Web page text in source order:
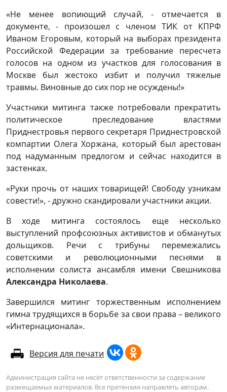
«Не менее вопиющий случай, - отмечается в
документе, - произошел с членом ТИК от КПРФ
Иваном Егоровым, который на выборах президента
Российской Федерации за требование пересчета
голосов на одном из участков для голосования в
Москве был жестоко избит и получил тяжелые
травмы. Виновные до сих пор не осуждены!»
Участники митинга также потребовали прекратить
политическое преследование властями
Приднестровья первого секретаря Приднестровской
компартии Олега Хоржана, который был арестован
под надуманным предлогом и сейчас находится в
застенках.
«Руки прочь от наших товарищей! Свободу узникам
совести!», - дружно скандировали участники акции.
В ходе митинга состоялось еще несколько
выступлений профсоюзных активистов и обманутых
дольщиков. Речи с трибуны перемежались
советскими и революционными песнями в
исполнении солиста ансамбля имени Свешникова
Александра Николаева.
Завершился митинг торжественным исполнением
гимна трудящихся в борьбе за свои права – великого
«Интернационала».
Версия для печати
Администрация сайта не несёт ответственности за содержание
размещаемых материалов. Все претензии направлять авторам.